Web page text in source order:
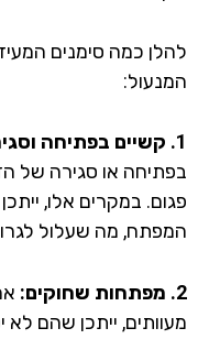
כמה סימנים
או סגירה של הדלת,
במקרים אלו, ייתכן
מה שעלול לגרום
אם
ייתכן שהם לא